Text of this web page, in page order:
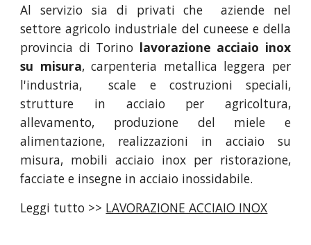
Al servizio sia di privati che aziende nel
settore agricolo industriale del cuneese e della
provincia di Torino lavorazione acciaio inox
su misura, carpenteria metallica leggera per
l'industria, scale e costruzioni speciali,
strutture in acciaio per agricoltura,
allevamento, produzione del miele e
alimentazione, realizzazioni in acciaio su
misura, mobili acciaio inox per ristorazione,
facciate e insegne in acciaio inossidabile.
Leggi tutto >> LAVORAZIONE ACCIAIO INOX